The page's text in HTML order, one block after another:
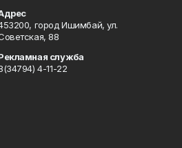
город Ишимбай, ул.
88
служба
4-11-22